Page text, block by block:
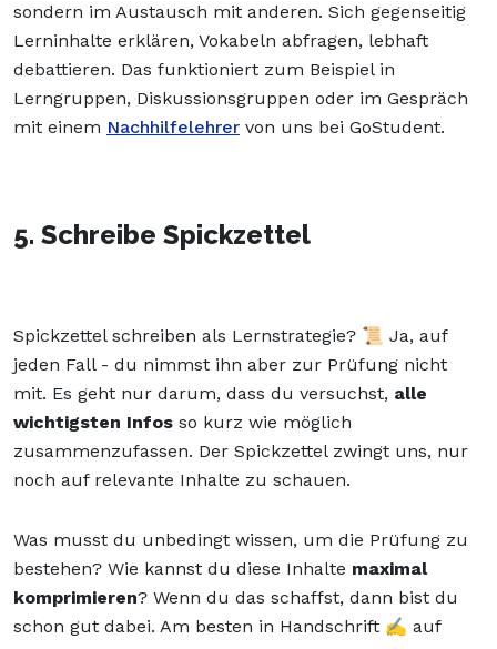
sondern im Austausch mit anderen. Sich gegenseitig
Lerninhalte erklären, Vokabeln abfragen, lebhaft
debattieren. Das funktioniert zum Beispiel in
Lerngruppen, Diskussionsgruppen oder im Gespräch
mit einem Nachhilfelehrer von uns bei GoStudent.
5. Schreibe Spickzettel
Spickzettel schreiben als Lernstrategie? 📜 Ja, auf
jeden Fall - du nimmst ihn aber zur Prüfung nicht
mit. Es geht nur darum, dass du versuchst, alle
wichtigsten Infos so kurz wie möglich
zusammenzufassen. Der Spickzettel zwingt uns, nur
noch auf relevante Inhalte zu schauen.
Was musst du unbedingt wissen, um die Prüfung zu
bestehen? Wie kannst du diese Inhalte maximal
komprimieren? Wenn du das schaffst, dann bist du
schon gut dabei. Am besten in Handschrift ✍️ auf